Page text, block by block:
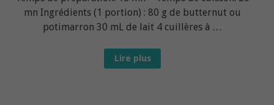
mn Ingrédients (1 portion) : 80 g de butternut ou
potimarron 30 mL de lait 4 cuillères à …
Recette
bébé
dès
Lire plus